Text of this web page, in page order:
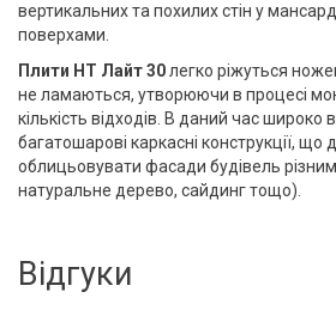
вертикальних та похилих стін у
поверхами.
Плити HT Лайт 30легко ріжуться
не ламаються, утворюючи в процесі
кількість відходів. В даний час широко
багатошарові каркасні конструкції, що
облицьовувати фасади будівель
натуральне дерево, сайдинг тощо).
Відгуки